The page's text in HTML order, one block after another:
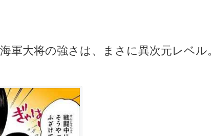
軍大将の強さは、まさに異次元レベル。